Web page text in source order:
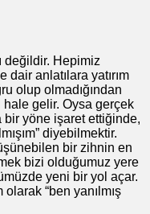
değildir. Hepimiz
dair anlatılara yatırım
olup olmadığından
hale gelir. Oysa gerçek
yöne işaret ettiğinde,
diyebilmektir.
bir zihnin en
bizi olduğumuz yere
yeni bir yol açar.
“ben yanılmış